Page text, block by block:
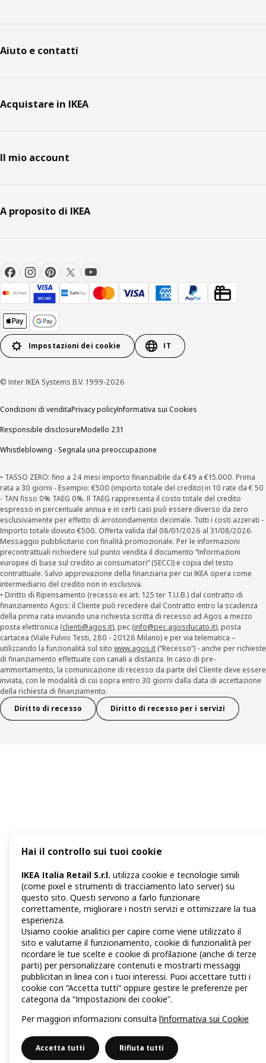
Aiuto e contatti
Acquistare in IKEA
Il mio account
A proposito di IKEA
Impostazioni dei cookie IT
© Inter IKEA Systems B.V. 1999-2026
Condizioni di venditaPrivacy policyInformativa sui Cookies
Responsible disclosureModello 231
Whistleblowing - Segnala una preoccupazione
• TASSO ZERO: fino a 24 mesi importo finanziabile da €49 a €15.000. Prima
rata a 30 giorni - Esempio: €500 (importo totale del credito) in 10 rate da € 50
- TAN fisso 0% TAEG 0%. Il TAEG rappresenta il costo totale del credito
espresso in percentuale annua e in certi casi può essere diverso da zero
esclusivamente per effetto di arrotondamento decimale. Tutti i costi azzerati -
Importo totale dovuto €500. Offerta valida dal 08/01/2026 al 31/08/2026.
Messaggio pubblicitario con finalità promozionale. Per le informazioni
precontrattuali richiedere sul punto vendita il documento “Informazioni
europee di base sul credito ai consumatori” (SECCI) e copia del testo
contrattuale. Salvo approvazione della finanziaria per cui IKEA opera come
intermediario del credito non in esclusiva.
• Diritto di Ripensamento (recesso ex art. 125 ter T.U.B.) dal contratto di
finanziamento Agos: il Cliente può recedere dal Contratto entro la scadenza
della prima rata inviando una richiesta scritta di recesso ad Agos a mezzo
posta elettronica (clienti@agos.it), pec (info@pec.agosducato.it), posta
cartacea (Viale Fulvio Testi, 280 - 20126 Milano) e per via telematica –
utilizzando la funzionalità sul sito www.agos.it (“Recesso”) - anche per richieste
di finanziamento effettuate con canali a distanza. In caso di pre-
ammortamento, la comunicazione di recesso da parte del Cliente deve essere
inviata, con le modalità di cui sopra entro 30 giorni dalla data di accettazione
della richiesta di finanziamento.
Diritto di recesso
Diritto di recesso per i servizi
Hai il controllo sui tuoi cookie
IKEA Italia Retail S.r.l. utilizza cookie e tecnologie simili
(come pixel e strumenti di tracciamento lato server) su
questo sito. Questi servono a farlo funzionare
correttamente, migliorare i nostri servizi e ottimizzare la tua
esperienza.
Usiamo cookie analitici per capire come viene utilizzato il
sito e valutarne il funzionamento, cookie di funzionalità per
ricordare le tue scelte e cookie di profilazione (anche di terze
parti) per personalizzare contenuti e mostrarti messaggi
pubblicitari in linea con i tuoi interessi. Puoi accettare tutti i
cookie con “Accetta tutti” oppure gestire le preferenze per
categoria da “Impostazioni dei cookie”.
Per maggiori informazioni consulta l’informativa sui Cookie
Accetta tutti Rifiuta tutti